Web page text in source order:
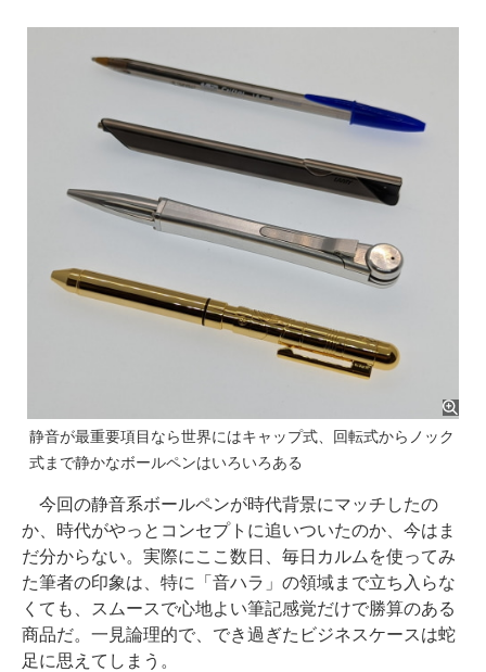
静音が最重要項目なら世界にはキャップ式、回転式からノック
式まで静かなボールペンはいろいろある
今回の静音系ボールペンが時代背景にマッチしたの
か、時代がやっとコンセプトに追いついたのか、今はま
だ分からない。実際にここ数日、毎日カルムを使ってみ
た筆者の印象は、特に「音ハラ」の領域まで立ち入らな
くても、スムースで心地よい筆記感覚だけで勝算のある
商品だ。一見論理的で、でき過ぎたビジネスケースは蛇
足に思えてしまう。